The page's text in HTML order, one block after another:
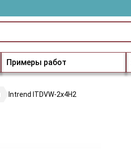
Примеры работ
Intrend ITDVW-2x4H2